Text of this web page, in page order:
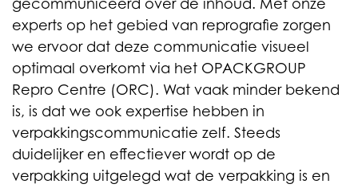
gecommuniceerd over de inhoud. Met onze
experts op het gebied van reprografie zorgen
we ervoor dat deze communicatie visueel
optimaal overkomt via het OPACKGROUP
Repro Centre (ORC). Wat vaak minder bekend
is, is dat we ook expertise hebben in
verpakkingscommunicatie zelf. Steeds
duidelijker en effectiever wordt op de
verpakking uitgelegd wat de verpakking is en